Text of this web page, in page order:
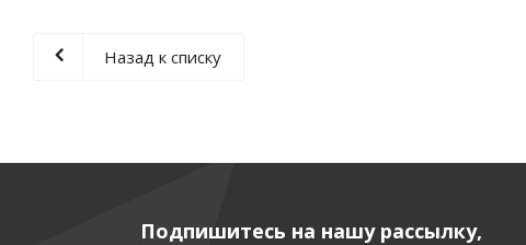
Назад к списку
Подпишитесь на нашу рассылку,